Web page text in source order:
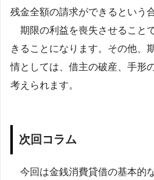
残金全額の請求ができるという
期限の利益を喪失させること
きることになります。その他、
情としては、借主の破産、手形
考えられます。
次回コラム
今回は金銭消費貸借の基本的